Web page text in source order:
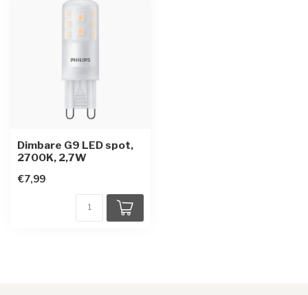
Dimbare G9 LED spot,
2700K, 2,7W
€7,99